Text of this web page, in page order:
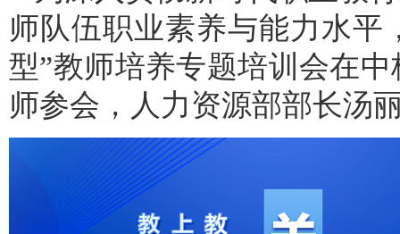
师队伍职业素养与能力水平
型”教师培养专题培训会在
师参会，人力资源部部长汤